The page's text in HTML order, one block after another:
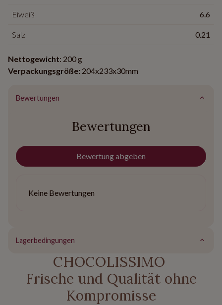
Eiweiß 6.6
Salz 0.21
Nettogewicht: 200 g
Verpackungsgröße: 204x233x30mm
Bewertungen
Bewertungen
Bewertung abgeben
Keine Bewertungen
Lagerbedingungen
CHOCOLISSIMO
Frische und Qualität ohne
Kompromisse